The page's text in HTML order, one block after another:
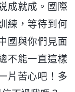
成就成。國際
練，等待到何
國與你們見面
不能一直這樣
片苦心吧！多